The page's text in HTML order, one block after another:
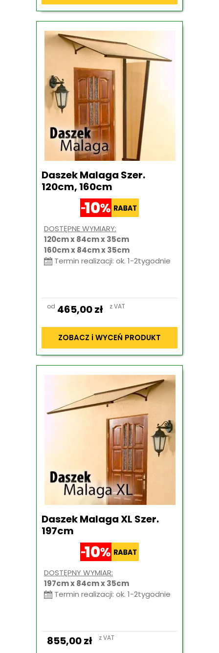
Daszek Malaga Szer.
120cm, 160cm
DOSTĘPNE WYMIARY:
120cm x 84cm x 35cm
160cm x 84cm x 35cm
Termin realizacji: ok. 1-2tygodnie
od 465,00zł z VAT
ZOBACZ i WYCEŃ PRODUKT
Daszek Malaga XL Szer.
197cm
DOSTĘPNY WYMIAR:
197cm x 84cm x 35cm
Termin realizacji: ok. 1-2tygodnie
855,00zł z VAT